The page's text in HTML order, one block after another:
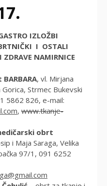
IZLOŽBI
I OSTALI
ZDRAVE NAMIRNICE
, vl. Mirjana
Gorica, Strmec Bukevski
5862 826, e-mail:
, www.tkanje-
obrt
i Maja Saraga, Velika
97/1, 091 6252